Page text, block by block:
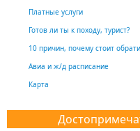
Платные услуги
Готов ли ты к походу, турист?
10 причин, почему стоит
Авиа и ж/д расписание
Карта